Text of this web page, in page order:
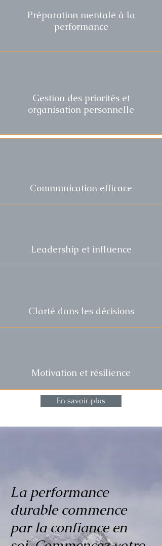
Préparation mentale à la
performance
Gestion des priorités et
organisation personnelle
Communication efficace
Leadership et influence
Clarté dans les décisions
Motivation et résilience
En savoir plus
La performance
durable commence
par la confiance en